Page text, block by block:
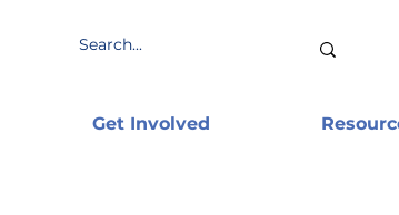
Get Involved